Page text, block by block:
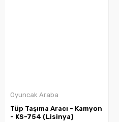
Oyuncak Araba
Tüp Taşıma Aracı - Kamyon
- KS-754 (Lisinya)